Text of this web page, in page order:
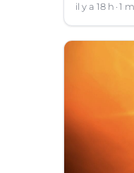
le retour
il y a 18 h 1